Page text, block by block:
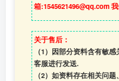
箱:1545621496@qq.com
关于售后：
（1）因部分资料含有敏
客服进行发送.
（2）如资料存在相关问